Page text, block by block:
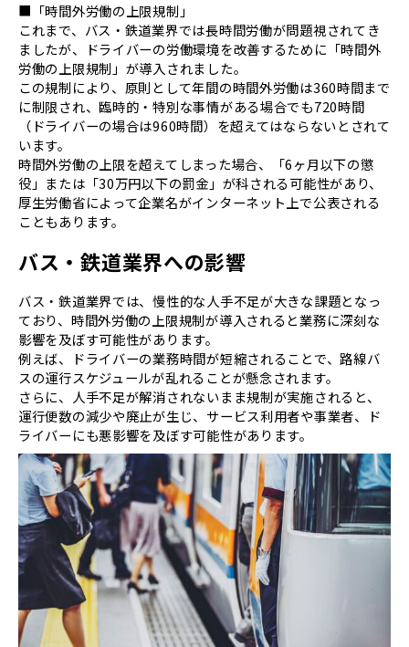
■「時間外労働の上限規制」
これまで、バス・鉄道業界では長時間労働が問題視されてき
ましたが、ドライバーの労働環境を改善するために「時間外
労働の上限規制」が導入されました。
この規制により、原則として年間の時間外労働は360時間まで
に制限され、臨時的・特別な事情がある場合でも720時間
（ドライバーの場合は960時間）を超えてはならないとされて
います。
時間外労働の上限を超えてしまった場合、「6ヶ月以下の懲
役」または「30万円以下の罰金」が科される可能性があり、
厚生労働省によって企業名がインターネット上で公表される
こともあります。
バス・鉄道業界への影響
バス・鉄道業界では、慢性的な人手不足が大きな課題となっ
ており、時間外労働の上限規制が導入されると業務に深刻な
影響を及ぼす可能性があります。
例えば、ドライバーの業務時間が短縮されることで、路線バ
スの運行スケジュールが乱れることが懸念されます。
さらに、人手不足が解消されないまま規制が実施されると、
運行便数の減少や廃止が生じ、サービス利用者や事業者、ド
ライバーにも悪影響を及ぼす可能性があります。